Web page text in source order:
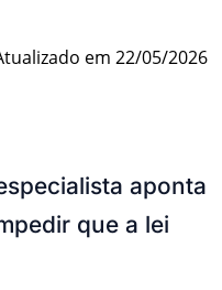
em 22/05/2026
aponta
que a lei